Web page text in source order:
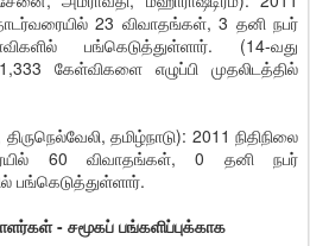
23 விவாதங்கள், 3 தனி நபர்
பங்கெடுத்துள்ளார். (14-வது
கேள்விகளை எழுப்பி முதலிடத்தில்
தமிழ்நாடு): 2011 நிதிநிலை
60 விவாதங்கள், 0 தனி நபர்
பங்கெடுத்துள்ளார்.
- சமூகப் பங்களிப்புக்காக